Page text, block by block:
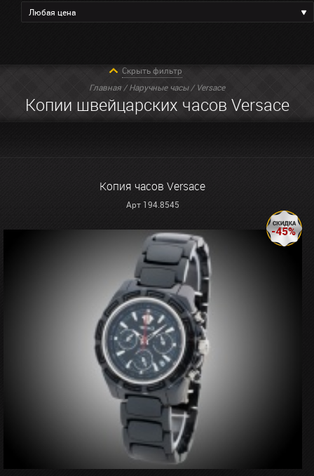
Любая цена
Главная /Наручные часы/ Versace
Копии швейцарских часов Versace
Скрыть фильтр
Копия часов Versace
Арт 194.8545